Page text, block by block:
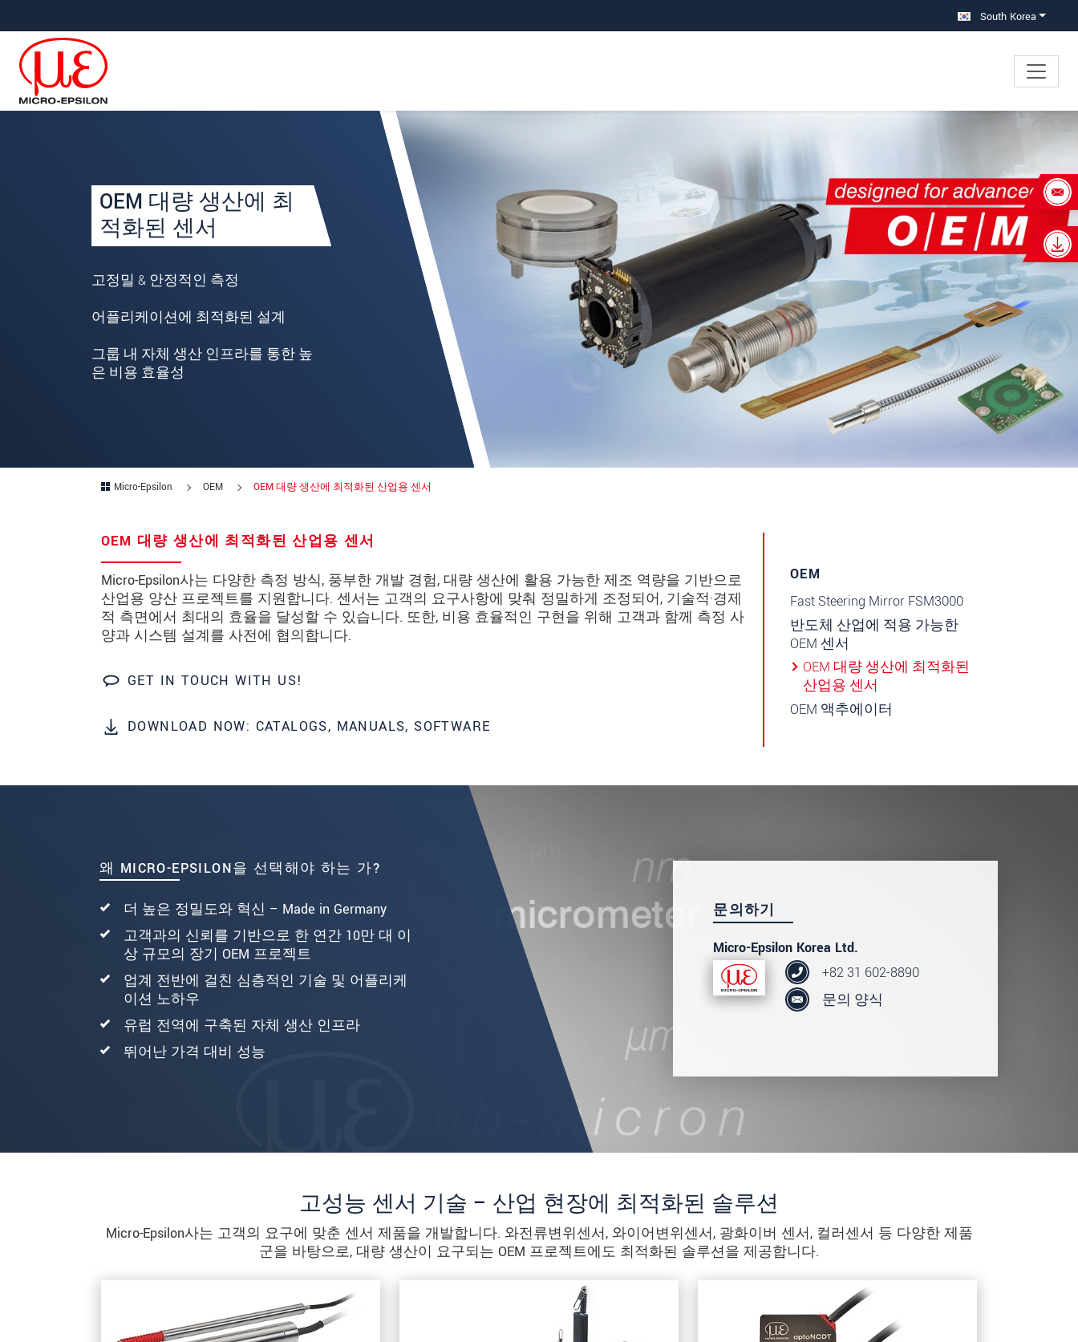
South Korea
OEM 대량 생산에 최
적화된 센서
고정밀 & 안정적인 측정
어플리케이션에 최적화된 설계
그룹 내 자체 생산 인프라를 통한 높
은 비용 효율성
Micro-Epsilon OEM OEM 대량 생산에 최적화된 산업용 센서
OEM 대량 생산에 최적화된 산업용 센서
Micro-Epsilon사는 다양한 측정 방식, 풍부한 개발 경험, 대량 생산에 활용 가능한 제조 역량을 기반으로
산업용 양산 프로젝트를 지원합니다. 센서는 고객의 요구사항에 맞춰 정밀하게 조정되어, 기술적·경제
적 측면에서 최대의 효율을 달성할 수 있습니다. 또한, 비용 효율적인 구현을 위해 고객과 함께 측정 사
양과 시스템 설계를 사전에 협의합니다.
GET IN TOUCH WITH US!
DOWNLOAD NOW: CATALOGS, MANUALS, SOFTWARE
OEM
Fast Steering Mirror FSM3000
반도체 산업에 적용 가능한
OEM 센서
OEM 대량 생산에 최적화된
산업용 센서
OEM 액추에이터
왜 MICRO-EPSILON을 선택해야 하는 가?
더 높은 정밀도와 혁신 – Made in Germany
고객과의 신뢰를 기반으로 한 연간 10만 대 이
상 규모의 장기 OEM 프로젝트
업계 전반에 걸친 심층적인 기술 및 어플리케
이션 노하우
유럽 전역에 구축된 자체 생산 인프라
뛰어난 가격 대비 성능
문의하기
Micro-Epsilon Korea Ltd.
+82 31 602-8890
문의 양식
Your request for: OEM 대량 생산에 최적화된 산업용 센서
성명 *
우편번호
주소*
국가 *
문의 내용*
* 필수 항목
당사는 개인 정보 보호를 최우선으로 생각합니다. 자세한 내용은개인정보처리방침을 참고하시기 바랍니다.
문의 등록
고성능 센서 기술 – 산업 현장에 최적화된 솔루션
Micro-Epsilon사는 고객의 요구에 맞춘 센서 제품을 개발합니다. 와전류변위센서, 와이어변위센서, 광화이버 센서, 컬러센서 등 다양한 제품
군을 바탕으로, 대량 생산이 요구되는 OEM 프로젝트에도 최적화된 솔루션을 제공합니다.